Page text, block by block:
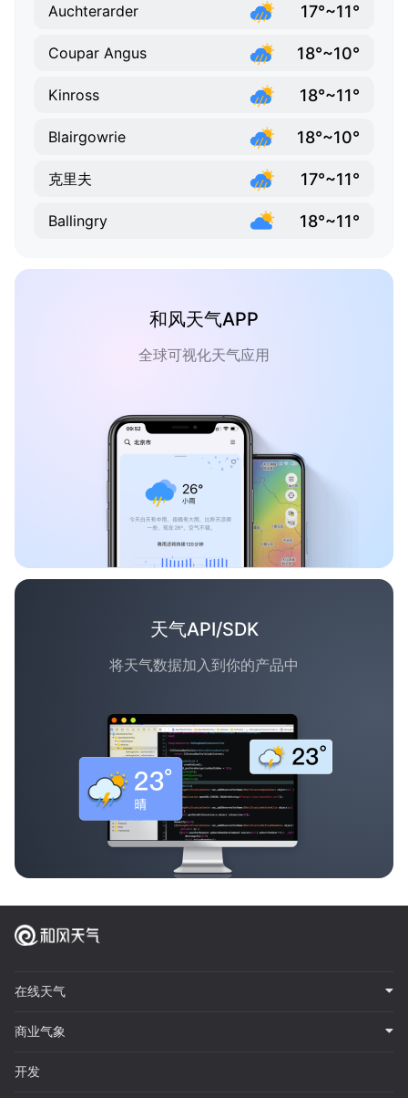
Auchterarder 17°~11°
Coupar Angus 18°~10°
Kinross 18°~11°
Blairgowrie 18°~10°
克里夫 17°~11°
Ballingry 18°~11°
和风天气APP
全球可视化天气应用
天气API/SDK
将天气数据加入到你的产品中
在线天气
商业气象
开发